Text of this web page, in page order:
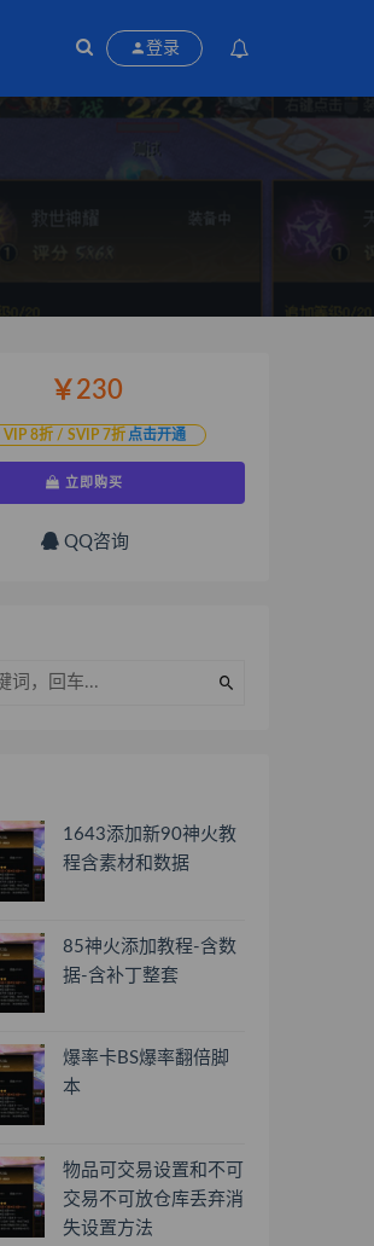
登录
￥230
VIP 8折 / SVIP 7折 点击开通
立即购买
QQ咨询
1643添加新90神火教
程含素材和数据
85神火添加教程-含数
据-含补丁整套
爆率卡BS爆率翻倍脚
本
物品可交易设置和不可
交易不可放仓库丢弃消
失设置方法